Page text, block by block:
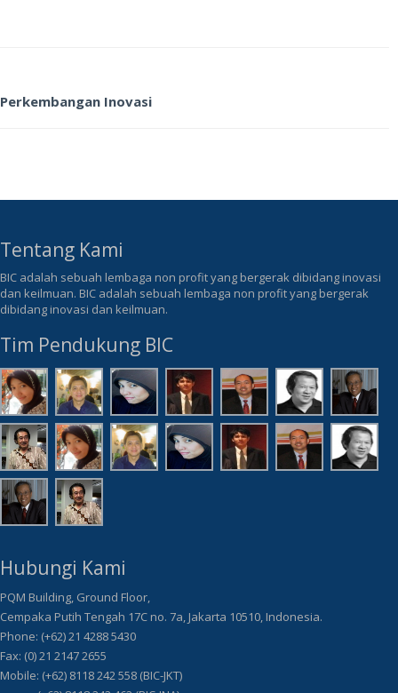
Perkembangan Inovasi
Tentang Kami
BIC adalah sebuah lembaga non profit yang bergerak dibidang inovasi
dan keilmuan. BIC adalah sebuah lembaga non profit yang bergerak
dibidang inovasi dan keilmuan.
Tim Pendukung BIC
Hubungi Kami
PQM Building, Ground Floor,
Cempaka Putih Tengah 17C no. 7a, Jakarta 10510, Indonesia.
Phone: (+62) 21 4288 5430
Fax: (0) 21 2147 2655
Mobile: (+62) 8118 242 558 (BIC-JKT)